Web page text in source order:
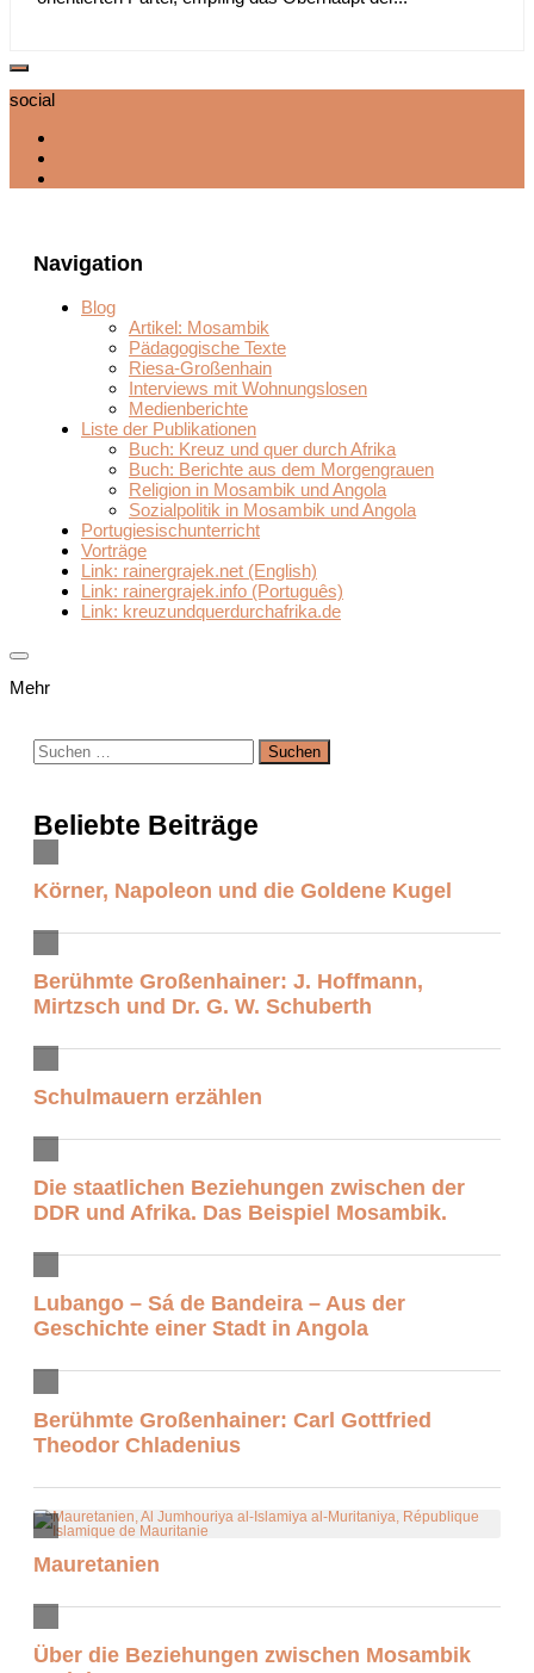
social
Navigation
Blog
Artikel: Mosambik
Pädagogische Texte
Riesa-Großenhain
Interviews mit Wohnungslosen
Medienberichte
Liste der Publikationen
Buch: Kreuz und quer durch Afrika
Buch: Berichte aus dem Morgengrauen
Religion in Mosambik und Angola
Sozialpolitik in Mosambik und Angola
Portugiesischunterricht
Vorträge
Link: rainergrajek.net (English)
Link: rainergrajek.info (Português)
Link: kreuzundquerdurchafrika.de
Mehr
Suchen
nach:
Beliebte Beiträge
Körner, Napoleon und die Goldene Kugel
Berühmte Großenhainer: J. Hoffmann,
Mirtzsch und Dr. G. W. Schuberth
Schulmauern erzählen
Die staatlichen Beziehungen zwischen der
DDR und Afrika. Das Beispiel Mosambik.
Lubango – Sá de Bandeira – Aus der
Geschichte einer Stadt in Angola
Berühmte Großenhainer: Carl Gottfried
Theodor Chladenius
Mauretanien
Über die Beziehungen zwischen Mosambik